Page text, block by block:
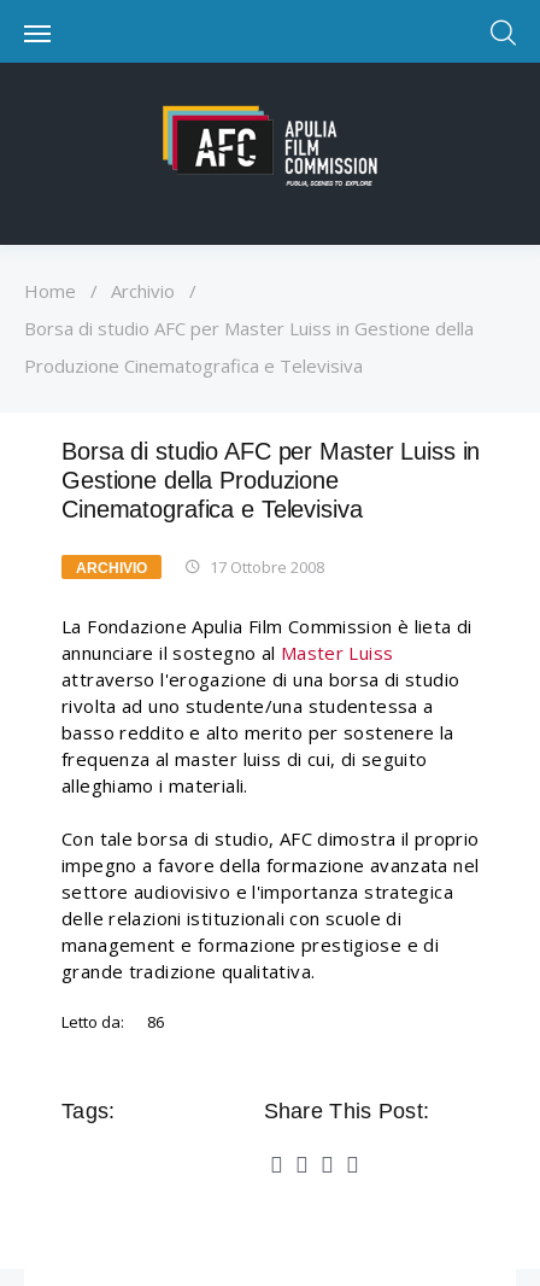
Home / Archivio
/
Borsa di studio AFC per Master Luiss in Gestione della
Produzione Cinematografica e Televisiva
Borsa di studio AFC per Master Luiss in
Gestione della Produzione
Cinematografica e Televisiva
ARCHIVIO 17 Ottobre 2008
La Fondazione Apulia Film Commission è lieta di
annunciare il sostegno al Master Luiss
attraverso l'erogazione di una borsa di studio
rivolta ad uno studente/una studentessa a
basso reddito e alto merito per sostenere la
frequenza al master luiss di cui, di seguito
alleghiamo i materiali.
Con tale borsa di studio, AFC dimostra il proprio
impegno a favore della formazione avanzata nel
settore audiovisivo e l'importanza strategica
delle relazioni istituzionali con scuole di
management e formazione prestigiose e di
grande tradizione qualitativa.
Letto da: 86
Tags: Share This Post: